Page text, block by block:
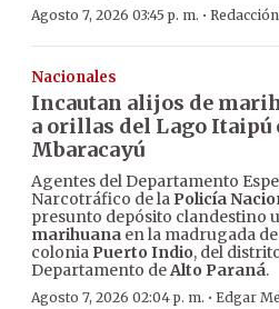
Agosto 7, 2026 03:45 p. m. ·
Nacionales
Incautan alijos de
a orillas del Lago Itaipú
Mbaracayú
Agentes del Departamento
Narcotráfico de la Policía
presunto depósito clandestino
marihuana en la madrugada
colonia Puerto Indio, del
Departamento deAlto Paraná.
Agosto 7, 2026 02:04 p. m. · Edgar